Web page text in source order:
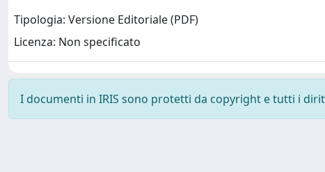
Tipologia: Versione Editoriale (PDF)
Licenza: Non specificato
I documenti in IRIS sono protetti da copyright e tutti i